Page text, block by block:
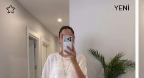
YENİ